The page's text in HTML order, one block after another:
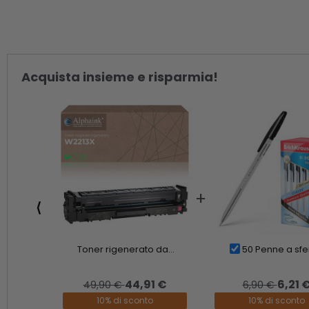
Acquista insieme e risparmia!
⟨
Toner rigenerato da...
49,90 €44,91 €
10% di sconto
50 Penne a
6,90 €6,21
10% di sconto